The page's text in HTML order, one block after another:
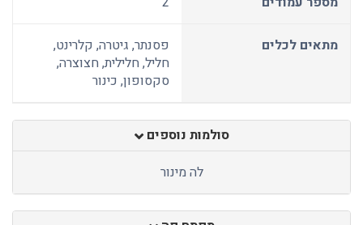
מתאים לכלים
פסנתר, גיטרה, קלרינט,
חליל, חלילית, חצוצרה,
סקסופון, כינור
סולמות נוספים
לה מינור